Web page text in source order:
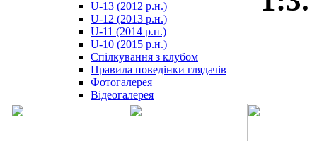
U-13 (2012 р.н.)
U-12 (2013 р.н.)
U-11 (2014 р.н.)
U-10 (2015 р.н.)
Спілкування з клубом
Правила поведінки глядачів
Фотогалерея
Відеогалерея